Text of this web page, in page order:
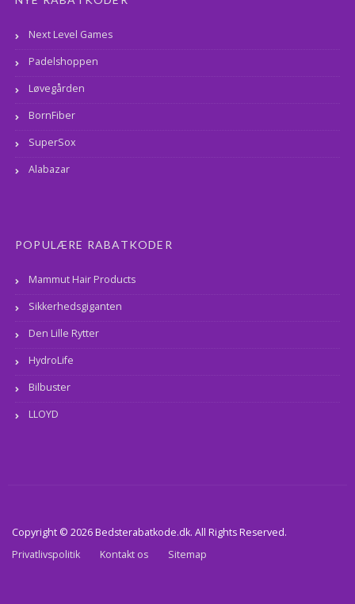
Next Level Games
Padelshoppen
Løvegården
BornFiber
SuperSox
Alabazar
POPULÆRE RABATKODER
Mammut Hair Products
Sikkerhedsgiganten
Den Lille Rytter
HydroLife
Bilbuster
LLOYD
Copyright © 2026 Bedsterabatkode.dk. All Rights Reserved.
Privatlivspolitik
Kontakt os Sitemap